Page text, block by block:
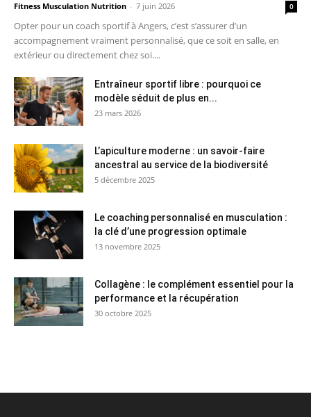
Fitness Musculation Nutrition - 7 juin 2026 0
Opter pour un coach sportif à Angers, c’est s’assurer d’un
accompagnement vraiment personnalisé, que ce soit en salle, en
extérieur ou directement chez soi....
Entraîneur sportif libre : pourquoi ce
modèle séduit de plus en...
23 mars 2026
L’apiculture moderne : un savoir-faire
ancestral au service de la biodiversité
5 décembre 2025
Le coaching personnalisé en musculation :
la clé d’une progression optimale
13 novembre 2025
Collagène : le complément essentiel pour la
performance et la récupération
30 octobre 2025